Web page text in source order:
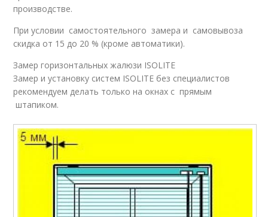
производстве.
При условии самостоятельного замера и самовывоза
скидка от 15 до 20 % (кроме автоматики).
Замер горизонтальных жалюзи ISOLITE
Замер и установку систем ISOLITE без специалистов
рекомендуем делать только на окнах с прямым
штапиком.